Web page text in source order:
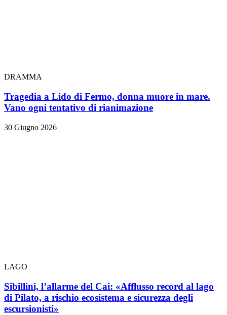
DRAMMA
Tragedia a Lido di Fermo, donna muore in mare.
Vano ogni tentativo di rianimazione
30 Giugno 2026
LAGO
Sibillini, l’allarme del Cai: «Afflusso record al lago
di Pilato, a rischio ecosistema e sicurezza degli
escursionisti»